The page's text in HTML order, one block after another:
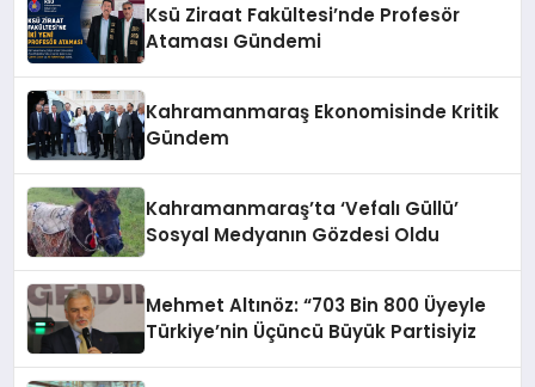
Ksü Ziraat Fakültesi’nde Profesör
Ataması Gündemi
Kahramanmaraş Ekonomisinde Kritik
Gündem
Kahramanmaraş’ta ‘Vefalı Güllü’
Sosyal Medyanın Gözdesi Oldu
Mehmet Altınöz: “703 Bin 800 Üyeyle
Türkiye’nin Üçüncü Büyük Partisiyiz